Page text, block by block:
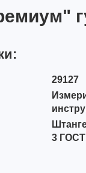
29127
3 ГОСТ